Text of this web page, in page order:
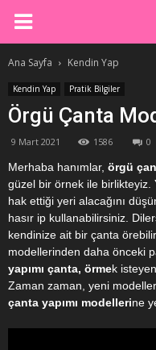
Ana Sayfa Kendin Yap
Kendin Yap Pratik Bilgiler
Örgü Çanta
9 Mart 2021 1586 0
Merhaba hanımlar, örgü
güzel bir örnek ile birlikteyiz.
hak ettiği yeri alacağını
hasır ip kullanabilirsiniz.
kendinize ait bir çanta
modellerinden daha önceki
yapımı çanta, örmek
Zaman zaman, yeni
çanta yapımı modellerine